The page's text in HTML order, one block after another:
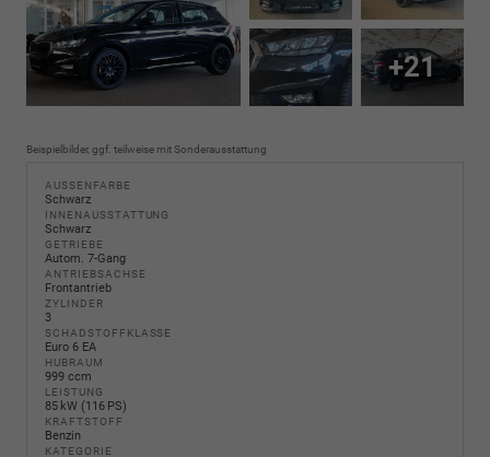
+21
Beispielbilder, ggf. teilweise mit Sonderausstattung
AUSSENFARBE
Schwarz
INNENAUSSTATTUNG
Schwarz
GETRIEBE
Autom. 7-Gang
ANTRIEBSACHSE
Frontantrieb
ZYLINDER
3
SCHADSTOFFKLASSE
Euro 6 EA
HUBRAUM
999 ccm
LEISTUNG
85 kW (116 PS)
KRAFTSTOFF
Benzin
KATEGORIE